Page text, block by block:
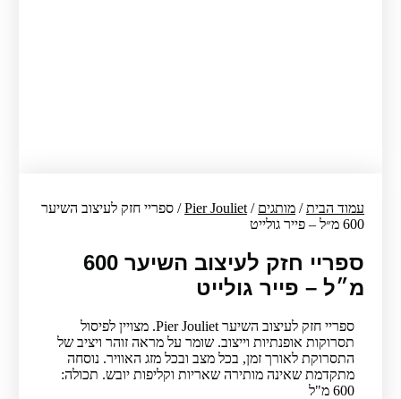
עמוד הבית/ מותגים /
Pier Jouliet/ ספריי חזק לעיצוב השיער
600 מ״ל – פייר גולייט
ספריי חזק לעיצוב השיער 600
מ״ל – פייר גולייט
ספריי חזק לעיצוב השיער Pier Jouliet. מצויין לפיסול
תסרוקות אופנתיות וייצוב. שומר על מראה זוהר ויציב של
התסרוקת לאורך זמן, בכל מצב ובכל מזג האוויר. נוסחה
מתקדמת שאינה מותירה שאריות וקליפות יובש. תכולה:
600 מ"ל